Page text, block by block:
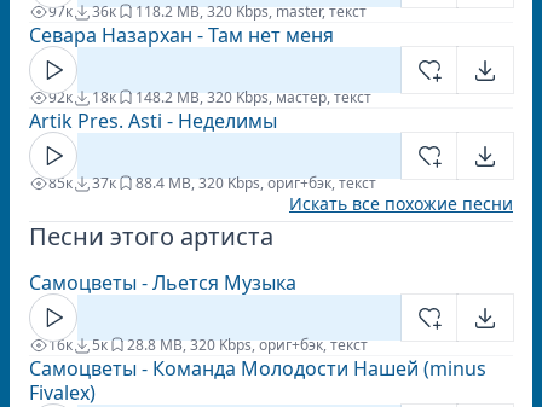
97к 36к 118.2 MB, 320 Kbps, master, текст
Севара Назархан - Там нет меня
92к 18к 148.2 MB, 320 Kbps, мастер, текст
Artik Pres. Asti - Неделимы
85к 37к 88.4 MB, 320 Kbps, ориг+бэк, текст
Искать все похожие песни
Песни этого артиста
Самоцветы - Льется Музыка
16к 5к 28.8 MB, 320 Kbps, ориг+бэк, текст
Самоцветы - Команда Молодости Нашей (minus
Fivalex)